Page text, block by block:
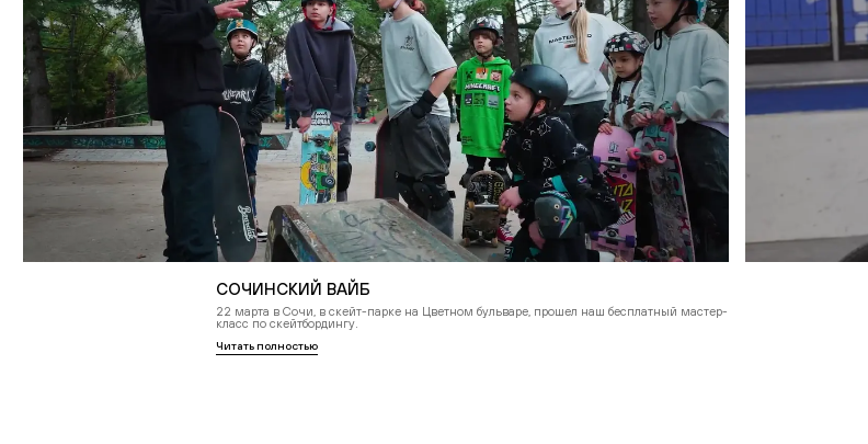
СОЧИНСКИЙ ВАЙБ
22 марта в Сочи, в скейт-парке на Цветном бульваре, прошел наш бесплатный мастер-
класс по скейтбордингу.
Читать полностью
Введи код подтверждения
ОТПРАВИТЬ
Нажимая кнопку “Подписаться”, вы соглашаетесь на обработку
персональных данных в соответствии с
конфиденциальности